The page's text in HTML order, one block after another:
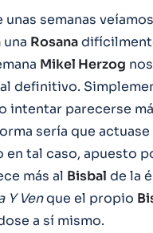
unas semanas
una Rosana
Mikel Herzog
definitivo.
intentar parecerse
sería que
en tal caso, apuesto
más al Bisbal de la
Y Venque el propio
a sí mismo.